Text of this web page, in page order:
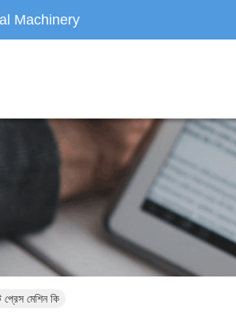
Machinery
প্রেস মেশিন কি